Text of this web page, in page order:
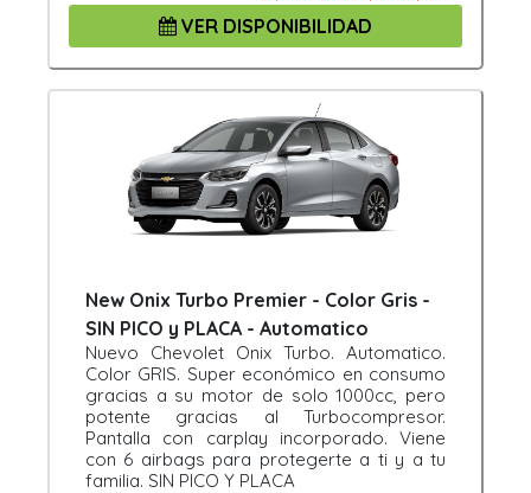
VER DISPONIBILIDAD
New Onix Turbo Premier - Color Gris -
SIN PICO y PLACA - Automatico
Nuevo Chevolet Onix Turbo. Automatico.
Color GRIS. Super económico en consumo
gracias a su motor de solo 1000cc, pero
potente gracias al Turbocompresor.
Pantalla con carplay incorporado. Viene
con 6 airbags para protegerte a ti y a tu
familia. SIN PICO Y PLACA